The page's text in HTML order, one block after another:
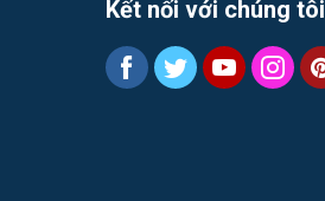
Sản xuất / Vận hành sản xuất
Việc làm Long Phú 1
Kết nối với chúng tôi